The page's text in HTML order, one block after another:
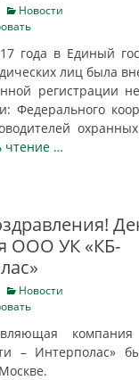
Categories
Новости
года в Единый
лиц была
регистрации
Федерального
чтение …
ООО УК «КБ-
Categories
Новости
компания
– Интерполас»